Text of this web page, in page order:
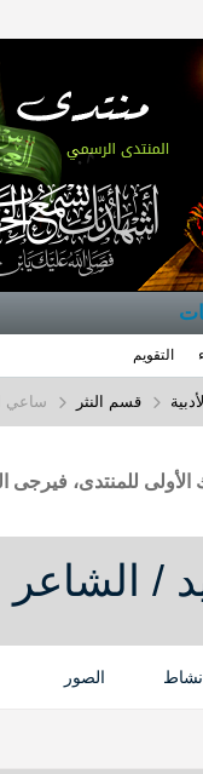
التقويم
قسم النثر ساعي
الأولى للمنتدى،
/
الصور